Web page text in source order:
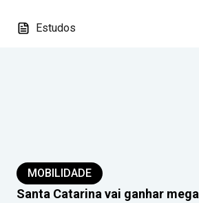
Estudos
MOBILIDADE
Santa Catarina vai ganhar